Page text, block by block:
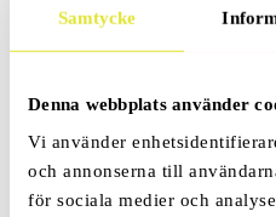
Samtycke
Denna webbplats använder
Vi använder
och annonserna till
för sociala medier och
Produktbeskrivning
Recensioner (0)